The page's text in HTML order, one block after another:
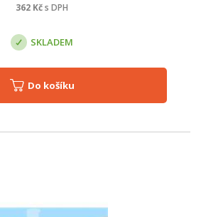
362 Kčs DPH
SKLADEM
Do košíku